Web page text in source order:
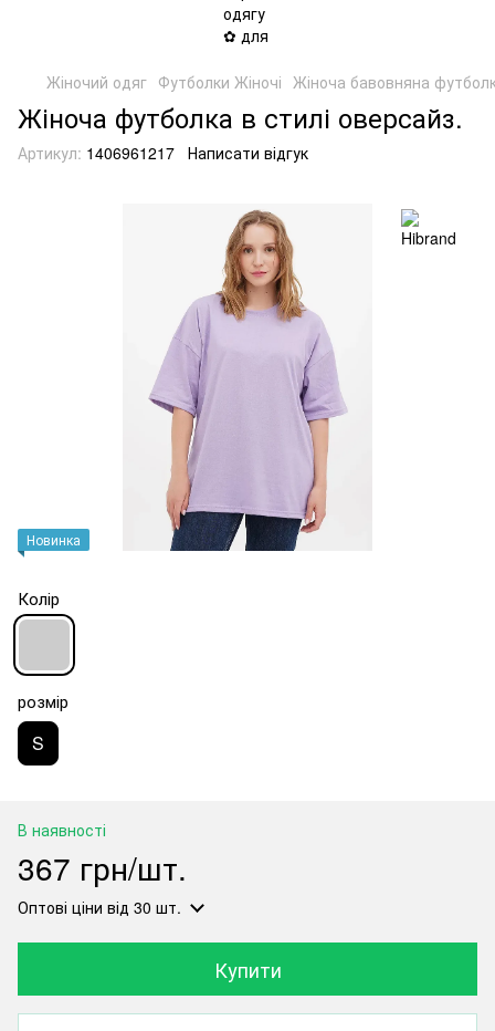
Жіночий одяг Футболки Жіночі Жіноча бавовняна
Жіноча футболка в стилі оверсайз.
Артикул: 1406961217 Написати відгук
Новинка
Колір
розмір
S
В наявності
367 грн/шт.
Оптові ціни від 30 шт.
Купити